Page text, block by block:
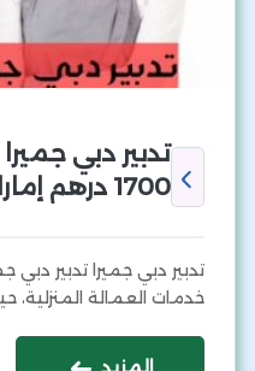
تدبير دبي
1700 درهم إماراتي شهريا” احجز الآن
تدبير دبي جميرا تدبير دبي
خدمات العمالة المنزلية،